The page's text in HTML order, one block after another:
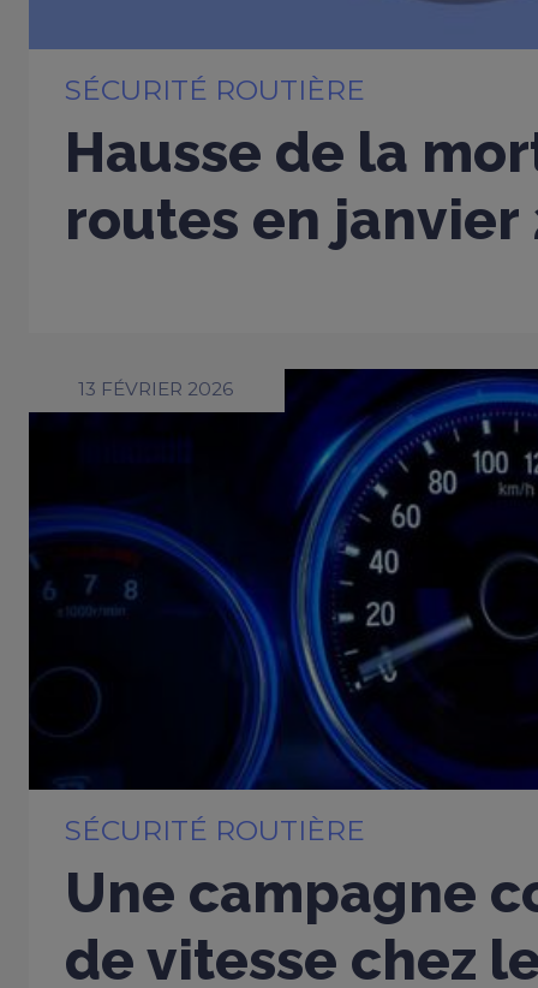
SÉCURITÉ ROUTIÈRE
Hausse de la
routes en janvier
13 FÉVRIER 2026
SÉCURITÉ ROUTIÈRE
Une campagne
de vitesse chez